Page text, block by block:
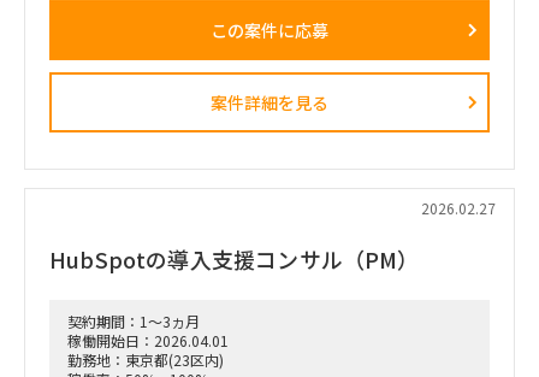
クト＝ヘッドホン・スピーカー等）を担当し、新規ビジネスの
・新規開発と既存カテゴリービジネスを限られたリソースで回
不可欠。だがその専門人材が社内におらず、既存メンバーが兼
務で対応。
依頼業務：
・データ統合／製販オペレーション。日次・週次・月次の各頻
度で売上状況を見て在庫補給を判断し、月末月初に実績を踏ま
・この領域は依頼元組織の上位者含め「最低限の精度が担保さ
れればよい・AI化で工数削減」という合意があり、AI／BIと相
性が良い。1〜2ヶ月でガッツリ作り込み、担当が1人抜けても
この案件に応募
案件詳細を見る
2026.02.27
HubSpotの導入支援コンサル（PM）
契約期間：1～3ヵ月
稼働開始日：2026.04.01
勤務地：東京都(23区内)